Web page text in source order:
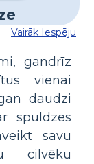
Vairāk Iespēju
gandrīz
vienai
daudzi
spuldzes
savu
cilvēku